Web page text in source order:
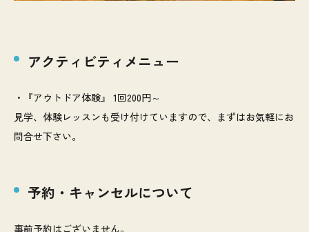
アクティビティメニュー
・『アウトドア体験』 1回200円～
見学、体験レッスンも受け付けていますので、まずはお気軽にお
問合せ下さい。
予約・キャンセルについて
事前予約はございません。